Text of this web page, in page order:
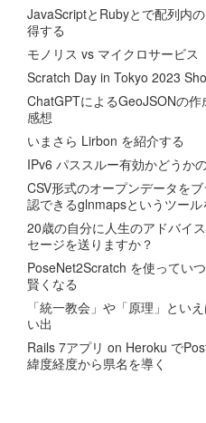
JavaScriptとRubyとで配列内
得する
モノリス vs マイクロサービス
Scratch Day in Tokyo 2023
ChatGPTによるGeoJSONの
感想
いまさら Lirbon を紹介する
IPv6 パススルー有効かどうか
CSV形式のオープンデータを
認できるglnmapsというツール
20歳の自分に人生のアドバイ
セージを送りますか？
PoseNet2Scratch を使ってい
賢くなる
「統一教会」や「原理」とい
い出
Rails 7アプリ on Heroku で
緯度経度から県名を導く